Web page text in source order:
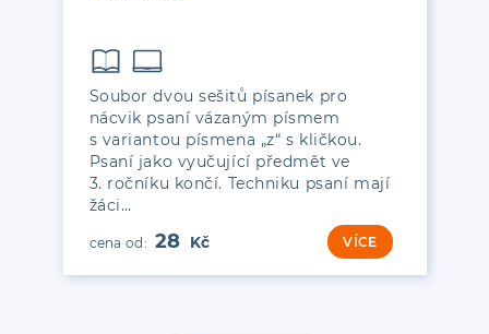
Soubor dvou sešitů písanek pro
nácvik psaní vázaným písmem
s variantou písmena „z“ s kličkou.
Psaní jako vyučující předmět ve
3. ročníku končí. Techniku psaní mají
žáci…
28 VÍCE